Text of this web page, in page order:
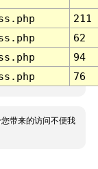
211
62
94
76
带来的访问不便我